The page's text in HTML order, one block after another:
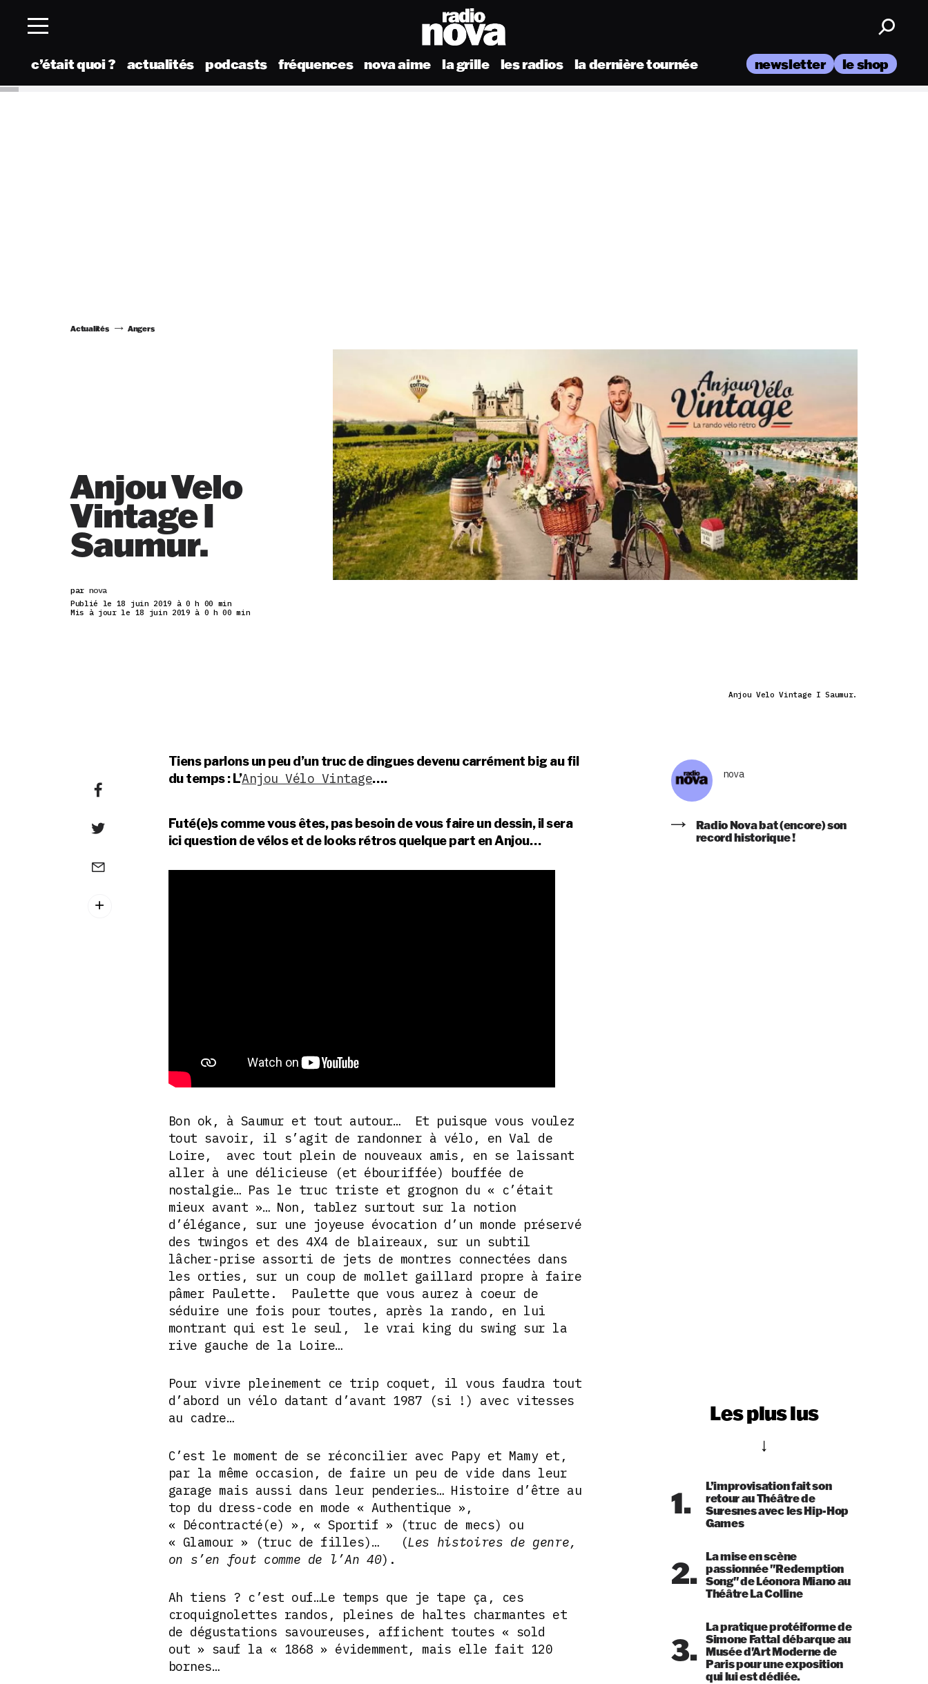
c’était quoi ? actualités podcasts fréquences nova aime la grille les radios la dernière tournée newsletter le shop
Actualités Angers
Anjou Velo
Vintage I
Saumur.
par nova
Publié le 18 juin 2019 à 0 h 00 min
Mis à jour le 18 juin 2019 à 0 h 00 min
Anjou Velo Vintage I Saumur.
Tiens parlons un peu d’un truc de dingues devenu carrément big au fil
du temps : L’Anjou Vélo Vintage….
Futé(e)s comme vous êtes, pas besoin de vous faire un dessin, il sera
ici question de vélos et de looks rétros quelque part en Anjou…
Bon ok, à Saumur et tout autour… Et puisque vous voulez
tout savoir, il s’agit de randonner à vélo, en Val de
Loire, avec tout plein de nouveaux amis, en se laissant
aller à une délicieuse (et ébouriffée) bouffée de
nostalgie… Pas le truc triste et grognon du « c’était
mieux avant »… Non, tablez surtout sur la notion
d’élégance, sur une joyeuse évocation d’un monde préservé
des twingos et des 4X4 de blaireaux, sur un subtil
lâcher-prise assorti de jets de montres connectées dans
les orties, sur un coup de mollet gaillard propre à faire
pâmer Paulette. Paulette que vous aurez à coeur de
séduire une fois pour toutes, après la rando, en lui
montrant qui est le seul, le vrai king du swing sur la
rive gauche de la Loire…
Pour vivre pleinement ce trip coquet, il vous faudra tout
d’abord un vélo datant d’avant 1987 (si !) avec vitesses
au cadre…
C’est le moment de se réconcilier avec Papy et Mamy et,
par la même occasion, de faire un peu de vide dans leur
garage mais aussi dans leur penderies… Histoire d’être au
top du dress-code en mode « Authentique »,
« Décontracté(e) », « Sportif » (truc de mecs) ou
« Glamour » (truc de filles)… (Les histoires de genre,
on s’en fout comme de l’An 40).
Ah tiens ? c’est ouf…Le temps que je tape ça, ces
croquignolettes randos, pleines de haltes charmantes et
de dégustations savoureuses, affichent toutes « sold
out » sauf la « 1868 » évidemment, mais elle fait 120
bornes…
nova
Radio Nova bat (encore) son
record historique !
Les plus lus
1.
L’improvisation fait son
retour au Théâtre de
Suresnes avec les Hip-Hop
Games
2. La mise en scène
passionnée "Redemption
Song" de Léonora Miano au
Théâtre La Colline
3.
La pratique protéiforme de
Simone Fattal débarque au
Musée d'Art Moderne de
Paris pour une exposition
qui lui est dédiée.